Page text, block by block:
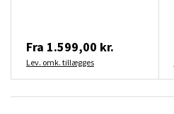
Fra 1.599,00 kr.
Lev. omk. tillægges